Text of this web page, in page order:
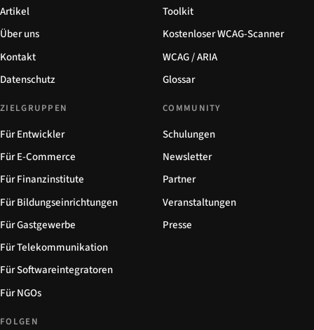
Artikel
Über uns
Kontakt
Datenschutz
Toolkit
Kostenloser WCAG-Scanner
WCAG / ARIA
Glossar
ZIELGRUPPEN
Für Entwickler
Für E-Commerce
Für Finanzinstitute
Für Bildungseinrichtungen
Für Gastgewerbe
Für Telekommunikation
Für Softwareintegratoren
Für NGOs
COMMUNITY
Schulungen
Newsletter
Partner
Veranstaltungen
Presse
FOLGEN